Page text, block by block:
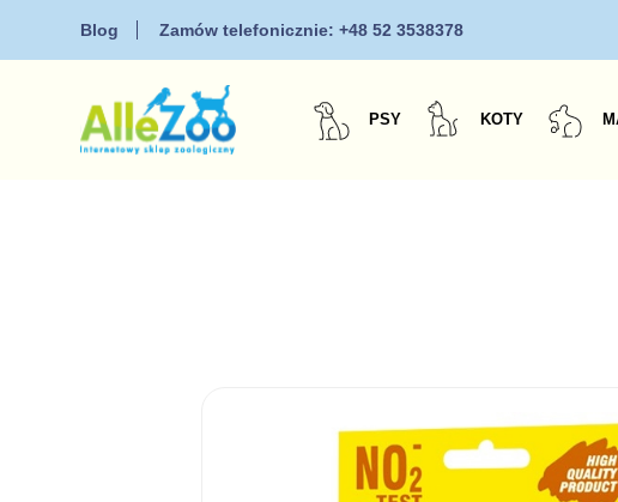
Blog Zamów telefonicznie:+48 52 3538378
PSY KOTY